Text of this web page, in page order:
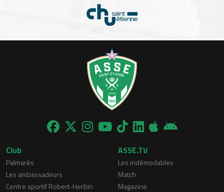
Club
Palmarès
Les ambassadeurs
Centre sportif Robert-Herbin
ASSE.TV
Les indémodables
Match
Magazine